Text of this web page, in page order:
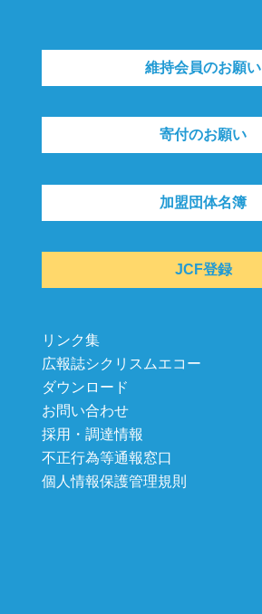
維持会員のお願い
寄付のお願い
加盟団体名簿
JCF登録
リンク集
広報誌シクリスムエコー
ダウンロード
お問い合わせ
採用・調達情報
不正行為等通報窓口
個人情報保護管理規則